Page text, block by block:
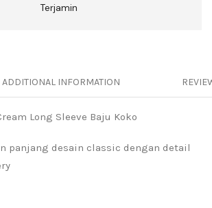
Terjamin
ADDITIONAL INFORMATION
Long Sleeve Baju Koko
panjang desain classic dengan detail